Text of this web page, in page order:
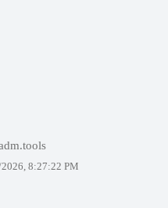
8:27:22 PM